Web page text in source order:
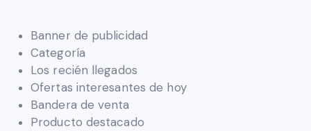
Banner de publicidad
Categoría
Los recién llegados
Ofertas interesantes de hoy
Bandera de venta
Producto destacado